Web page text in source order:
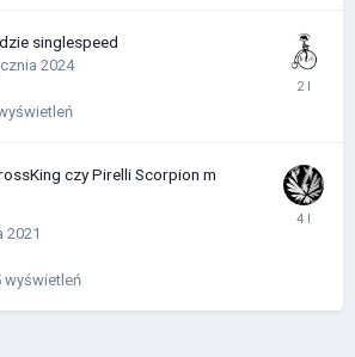
singlespeed
2024
czy Pirelli Scorpion m
2021
wyświetleń